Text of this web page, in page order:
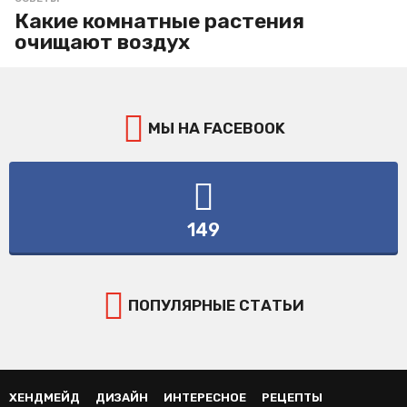
Какие комнатные растения
очищают воздух
МЫ НА FACEBOOK
149
ПОПУЛЯРНЫЕ СТАТЬИ
ХЕНДМЕЙД ДИЗАЙН ИНТЕРЕСНОЕ РЕЦЕПТЫ